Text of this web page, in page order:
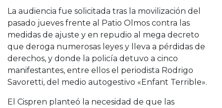
La audiencia fue solicitada tras la movilización del
pasado jueves frente al Patio Olmos contra las
medidas de ajuste y en repudio al mega decreto
que deroga numerosas leyes y lleva a pérdidas de
derechos, y donde la policía detuvo a cinco
manifestantes, entre ellos el periodista Rodrigo
Savoretti, del medio autogestivo «Enfant Terrible».
El Cispren planteó la necesidad de que las